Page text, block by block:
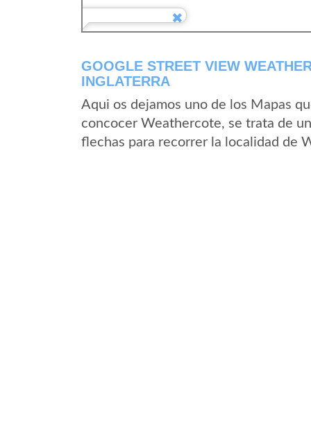
GOOGLE STREET VIEW
INGLATERRA
Aqui os dejamos uno de los Mapas
concocer Weathercote, se trata de
flechas para recorrer la localidad de